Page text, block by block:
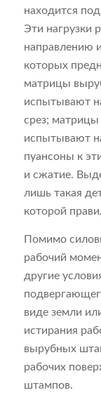
находится
Эти нагрузки
направлению
которых
матрицы
испытывают
срез;
испытывают
пуансоны к
и сжатие.
лишь такая
которой
Помимо
рабочий
другие
виде земли
истирания
вырубных
рабочих
штампов.